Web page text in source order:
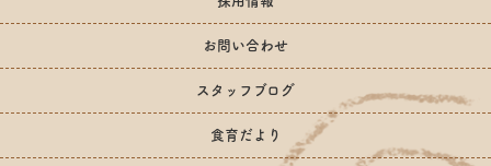
お問い合わせ
スタッフブログ
食育だより